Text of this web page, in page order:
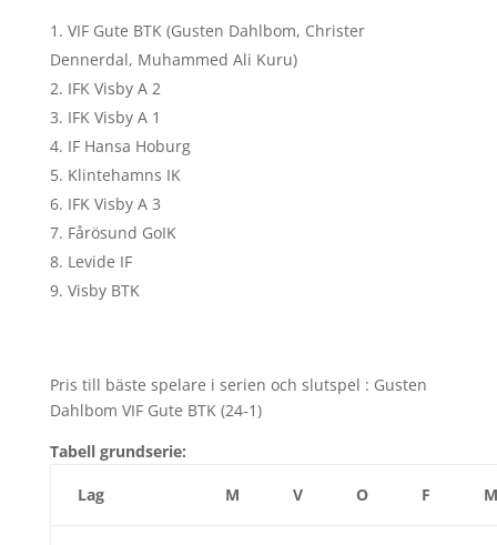
VIF Gute BTK (Gusten Dahlbom, Christer
Dennerdal, Muhammed Ali Kuru)
IFK Visby A 2
IFK Visby A 1
IF Hansa Hoburg
Klintehamns IK
IFK Visby A 3
Fårösund GoIK
Levide IF
Visby BTK
Pris till bäste spelare i serien och slutspel : Gusten
Dahlbom VIF Gute BTK (24-1)
Tabell grundserie:
Lag M V O F